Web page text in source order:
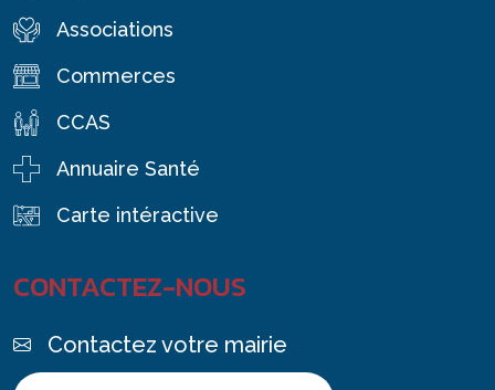
Associations
Commerces
CCAS
Annuaire Santé
Carte intéractive
CONTACTEZ-NOUS
Contactez votre mairie